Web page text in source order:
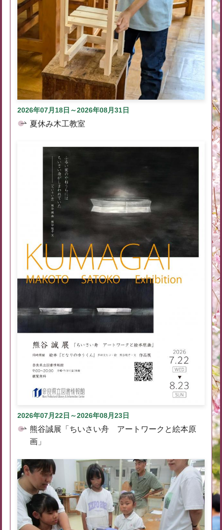
2026年07月18日～2026年08月31日
夏休み木工教室
2026年07月22日～2026年08月23日
熊谷誠展「ちいさい舟 アートワークと絵本原
画」